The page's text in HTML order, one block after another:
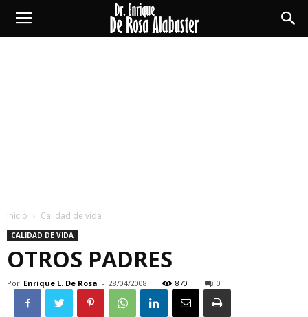
Enrique
Inicio Calidad de vida
CALIDAD DE VIDA
OTROS PADRES
Por Enrique L. De Rosa - 28/04/2008 870 0